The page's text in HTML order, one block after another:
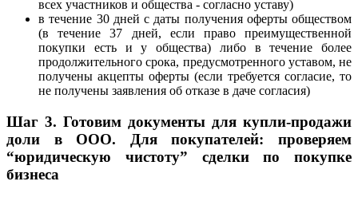
всех участников и общества - согласно уставу)
в течение 30 дней с даты получения оферты обществом
(в течение 37 дней, если право преимущественной
покупки есть и у общества) либо в течение более
продолжительного срока, предусмотренного уставом, не
получены акцепты оферты (если требуется согласие, то
не получены заявления об отказе в даче согласия)
Шаг 3. Готовим документы для купли-продажи
доли в ООО. Для покупателей: проверяем
“юридическую чистоту” сделки по покупке
бизнеса